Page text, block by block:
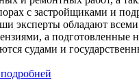
с застройщиками и
эксперты обладают всеми
а подготовленные
судами и